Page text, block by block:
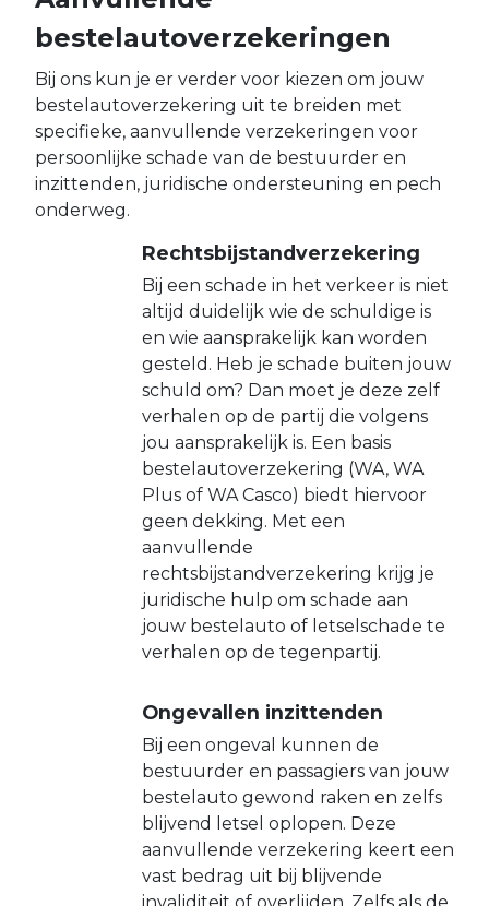
bestelautoverzekeringen
Bij ons kun je er verder voor kiezen om jouw
bestelautoverzekering uit te breiden met
specifieke, aanvullende verzekeringen voor
persoonlijke schade van de bestuurder en
inzittenden, juridische ondersteuning en pech
onderweg.
Rechtsbijstandverzekering
Bij een schade in het verkeer is niet
altijd duidelijk wie de schuldige is
en wie aansprakelijk kan worden
gesteld. Heb je schade buiten jouw
schuld om? Dan moet je deze zelf
verhalen op de partij die volgens
jou aansprakelijk is. Een basis
bestelautoverzekering (WA, WA
Plus of WA Casco) biedt hiervoor
geen dekking. Met een
aanvullende
rechtsbijstandverzekering krijg je
juridische hulp om schade aan
jouw bestelauto of letselschade te
verhalen op de tegenpartij.
Ongevallen inzittenden
Bij een ongeval kunnen de
bestuurder en passagiers van jouw
bestelauto gewond raken en zelfs
blijvend letsel oplopen. Deze
aanvullende verzekering keert een
vast bedrag uit bij blijvende